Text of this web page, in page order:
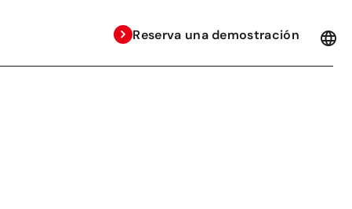
Reserva una demostración